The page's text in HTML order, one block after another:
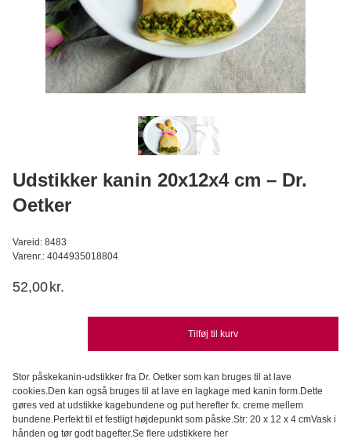
Lakrids Pulver
Konditorens
Læg i kurv
Udstikker kanin 20x12x4 cm – Dr.
Oetker
Vareid: 8483
Varenr.: 4044935018804
52,00 kr.
Tilføj til kurv
Stor påskekanin-udstikker fra Dr. Oetker som kan bruges til at lave
cookies.Den kan også bruges til at lave en lagkage med kanin form.Dette
gøres ved at udstikke kagebundene og put herefter fx. creme mellem
bundene.Perfekt til et festligt højdepunkt som påske.Str: 20 x 12 x 4 cmVask i
hånden og tør godt bagefter.Se flere udstikkere her